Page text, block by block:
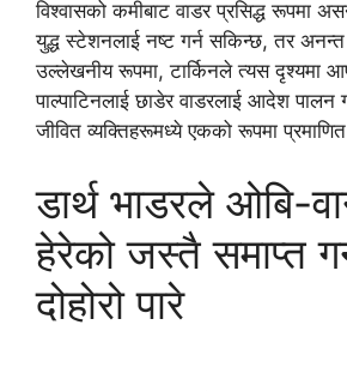
विश्वासको कमीबाट वाडर प्रसिद्ध रूपमा
युद्ध स्टेशनलाई नष्ट गर्न सकिन्छ, तर
उल्लेखनीय रूपमा, टार्किनले त्यस दृश्यमा
पाल्पाटिनलाई छाडेर वाडरलाई आदेश
जीवित व्यक्तिहरूमध्ये एकको रूपमा
डार्थ भाडरले ओबि-
हेरेको जस्तै समाप्त
दोहोरो पारे